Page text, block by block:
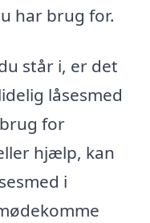
har brug for.
står i, er det
låsesmed
for
hjælp, kan
i